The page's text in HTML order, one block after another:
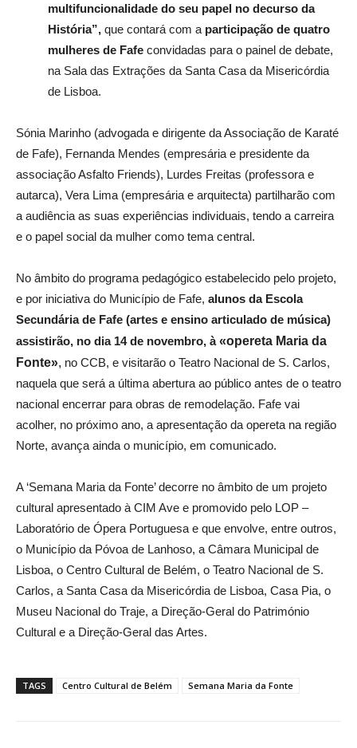
multifuncionalidade do seu papel no decurso da
História”, que contará com a participação de quatro
mulheres de Fafe convidadas para o painel de debate,
na Sala das Extrações da Santa Casa da Misericórdia
de Lisboa.
Sónia Marinho (advogada e dirigente da Associação de Karaté
de Fafe), Fernanda Mendes (empresária e presidente da
associação Asfalto Friends), Lurdes Freitas (professora e
autarca), Vera Lima (empresária e arquitecta) partilharão com
a audiência as suas experiências individuais, tendo a carreira
e o papel social da mulher como tema central.
No âmbito do programa pedagógico estabelecido pelo projeto,
e por iniciativa do Município de Fafe, alunos da Escola
Secundária de Fafe (artes e ensino articulado de música)
assistirão, no dia 14 de novembro, à«opereta Maria da
Fonte», no CCB, e visitarão o Teatro Nacional de S. Carlos,
naquela que será a última abertura ao público antes de o teatro
nacional encerrar para obras de remodelação. Fafe vai
acolher, no próximo ano, a apresentação da opereta na região
Norte, avança ainda o município, em comunicado.
A ‘Semana Maria da Fonte’ decorre no âmbito de um projeto
cultural apresentado à CIM Ave e promovido pelo LOP –
Laboratório de Ópera Portuguesa e que envolve, entre outros,
o Município da Póvoa de Lanhoso, a Câmara Municipal de
Lisboa, o Centro Cultural de Belém, o Teatro Nacional de S.
Carlos, a Santa Casa da Misericórdia de Lisboa, Casa Pia, o
Museu Nacional do Traje, a Direção-Geral do Património
Cultural e a Direção-Geral das Artes.
TAGS Centro Cultural de Belém Semana Maria da Fonte